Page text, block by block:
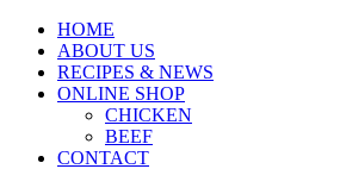
HOME
ABOUT US
RECIPES & NEWS
ONLINE SHOP
CHICKEN
BEEF
CONTACT